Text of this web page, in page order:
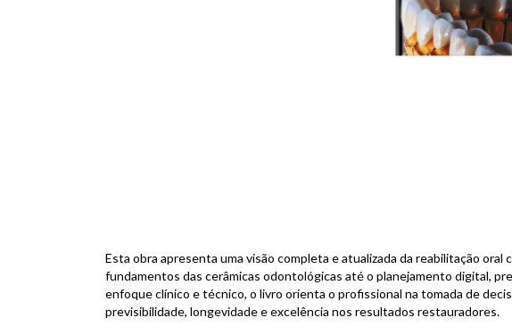
Esta obra apresenta uma visão completa e atualizada da reabilitação
fundamentos das cerâmicas odontológicas até o planejamento digital,
enfoque clínico e técnico, o livro orienta o profissional na tomada de
previsibilidade, longevidade e excelência nos resultados restauradores.